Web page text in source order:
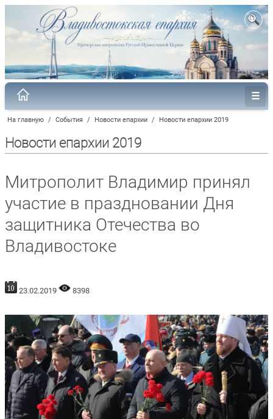
На главную / События / Новости епархии / Новости епархии 2019
Новости епархии 2019
Митрополит Владимир принял
участие в праздновании Дня
защитника Отечества во
Владивостоке
23.02.2019 8398